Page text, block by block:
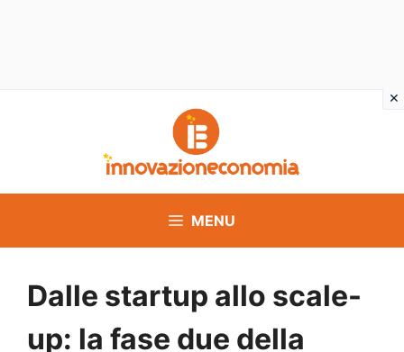
MENU
Dalle startup allo scale-
up: la fase due della